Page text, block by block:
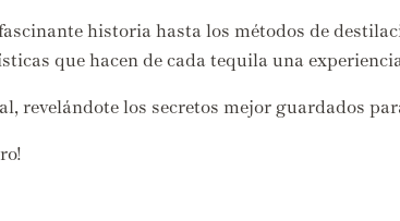
historia hasta los métodos de
que hacen de cada tequila una
revelándote los secretos mejor guardados